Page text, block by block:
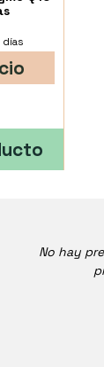
días
No hay